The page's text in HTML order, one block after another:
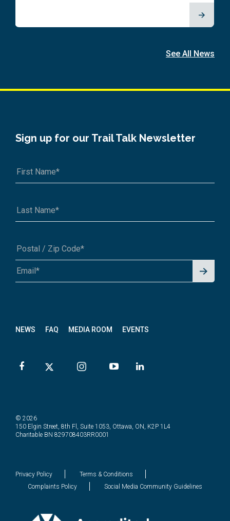
See All News
NEWS FAQ MEDIA ROOM EVENTS
Sign up for our Trail Talk Newsletter
A1A 1A1 or 12345-6789
Signu
© 2026
150 Elgin Street, 8th Fl, Suite 1053, Ottawa, ON, K2P 1L4
Charitable BN 829708403RR0001
Privacy Policy
Terms & Conditions
Complaints Policy
Social Media Community Guidelines